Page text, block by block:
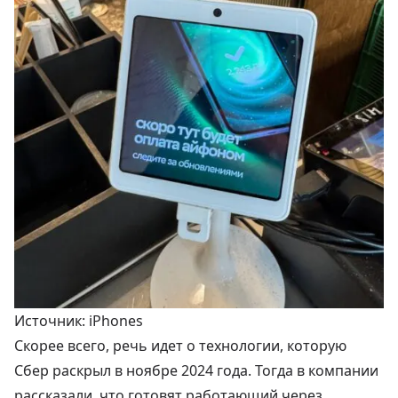
Источник: iPhones
Скорее всего, речь идет о технологии, которую
Сбер раскрыл в ноябре 2024 года. Тогда в компании